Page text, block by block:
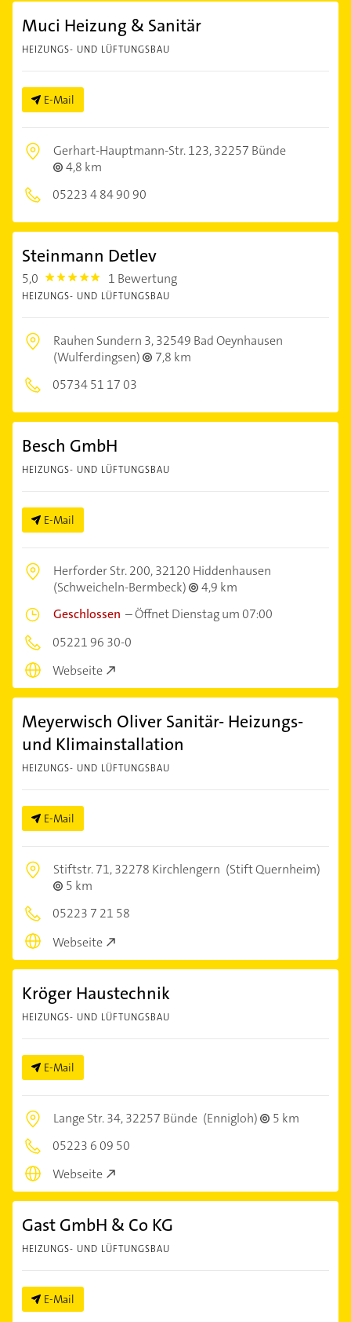
Muci Heizung & Sanitär
HEIZUNGS- UND LÜFTUNGSBAU
E-Mail
Gerhart-Hauptmann-Str. 123,32257 Bünde
4,8 km
05223 4 84 90 90
Steinmann Detlev
5,0 5.0 1 Bewertung
HEIZUNGS- UND LÜFTUNGSBAU
Rauhen Sundern 3,32549 Bad Oeynhausen
(Wulferdingsen)
7,8 km
05734 51 17 03
Besch GmbH
HEIZUNGS- UND LÜFTUNGSBAU
E-Mail
Herforder Str. 200,32120 Hiddenhausen
(Schweicheln-Bermbeck)
4,9 km
Geschlossen –Öffnet Dienstag um 07:00
05221 96 30-0
Webseite
Meyerwisch Oliver Sanitär- Heizungs-
und Klimainstallation
HEIZUNGS- UND LÜFTUNGSBAU
E-Mail
Stiftstr. 71,32278 Kirchlengern (Stift Quernheim)
5 km
05223 7 21 58
Webseite
Kröger Haustechnik
HEIZUNGS- UND LÜFTUNGSBAU
E-Mail
Lange Str. 34,32257 Bünde (Ennigloh)
5 km
05223 6 09 50
Webseite
Gast GmbH & Co KG
HEIZUNGS- UND LÜFTUNGSBAU
E-Mail